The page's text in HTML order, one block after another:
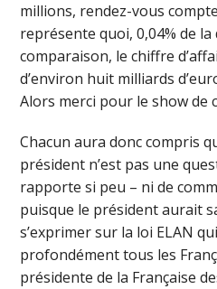
millions, rendez-vous
représente quoi, 0,04% de la
comparaison, le chiffre
d’environ huit milliards
Alors merci pour le show de
Chacun aura donc compris
président n’est pas une
rapporte si peu – ni de
puisque le président aurait
s’exprimer sur la loi ELAN
profondément tous les
présidente de la Française